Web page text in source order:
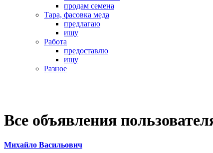
продам семена
Тара, фасовка меда
предлагаю
ищу
Работа
предоставлю
ищу
Разное
Все объявления
Михайло Васильович